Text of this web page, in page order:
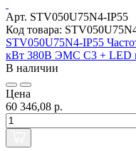
Арт. STV050U75N4-IP55
Код товара:
STV050U75N4-IP55
кВт 380В ЭМС С3 + LED
В наличии
Цена
60 346,08 р.